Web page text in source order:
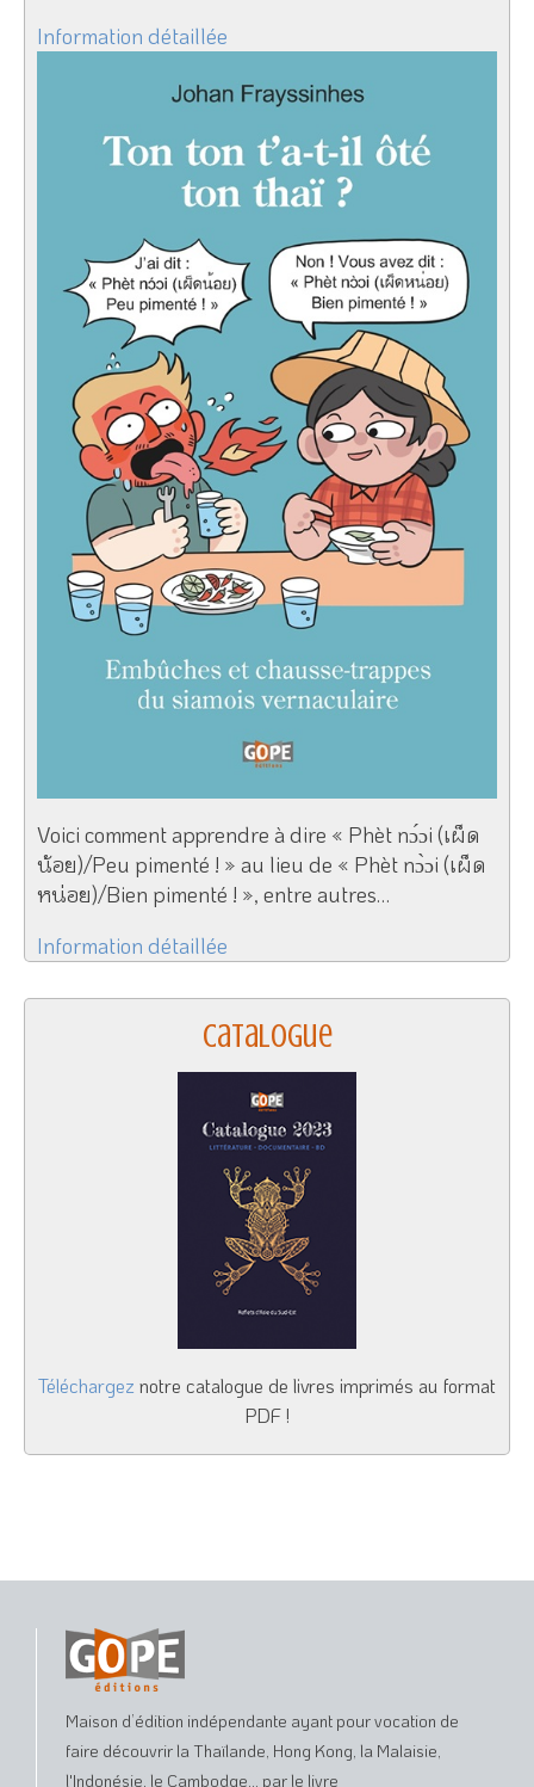
Information détaillée
Voici comment apprendre à dire « Phèt nɔ́ɔi (เผ็ด
น้อย)/Peu pimenté ! » au lieu de « Phèt nɔ̀ɔi (เผ็ด
หน่อย)/Bien pimenté ! », entre autres…
Information détaillée
Catalogue
Téléchargez notre catalogue de livres imprimés au format
PDF !
Maison d’édition indépendante ayant pour vocation de
faire découvrir la Thaïlande, Hong Kong, la Malaisie,
l'Indonésie, le Cambodge... par le livre